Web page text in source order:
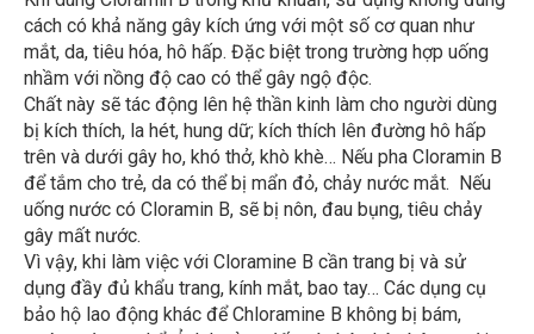
cách có khả năng gây kích ứng với một số cơ quan như
mắt, da, tiêu hóa, hô hấp. Đặc biệt trong trường hợp uống
nhầm với nồng độ cao có thể gây ngộ độc.
Chất này sẽ tác động lên hệ thần kinh làm cho người dùng
bị kích thích, la hét, hung dữ; kích thích lên đường hô hấp
trên và dưới gây ho, khó thở, khò khè… Nếu pha Cloramin B
để tắm cho trẻ, da có thể bị mẩn đỏ, chảy nước mắt. Nếu
uống nước có Cloramin B, sẽ bị nôn, đau bụng, tiêu chảy
gây mất nước.
Vì vậy, khi làm việc với Cloramine B cần trang bị và sử
dụng đầy đủ khẩu trang, kính mắt, bao tay… Các dụng cụ
bảo hộ lao động khác để Chloramine B không bị bám,
vướng vào cơ thể. Ảnh hưởng đến các bộ phận bên ngoài